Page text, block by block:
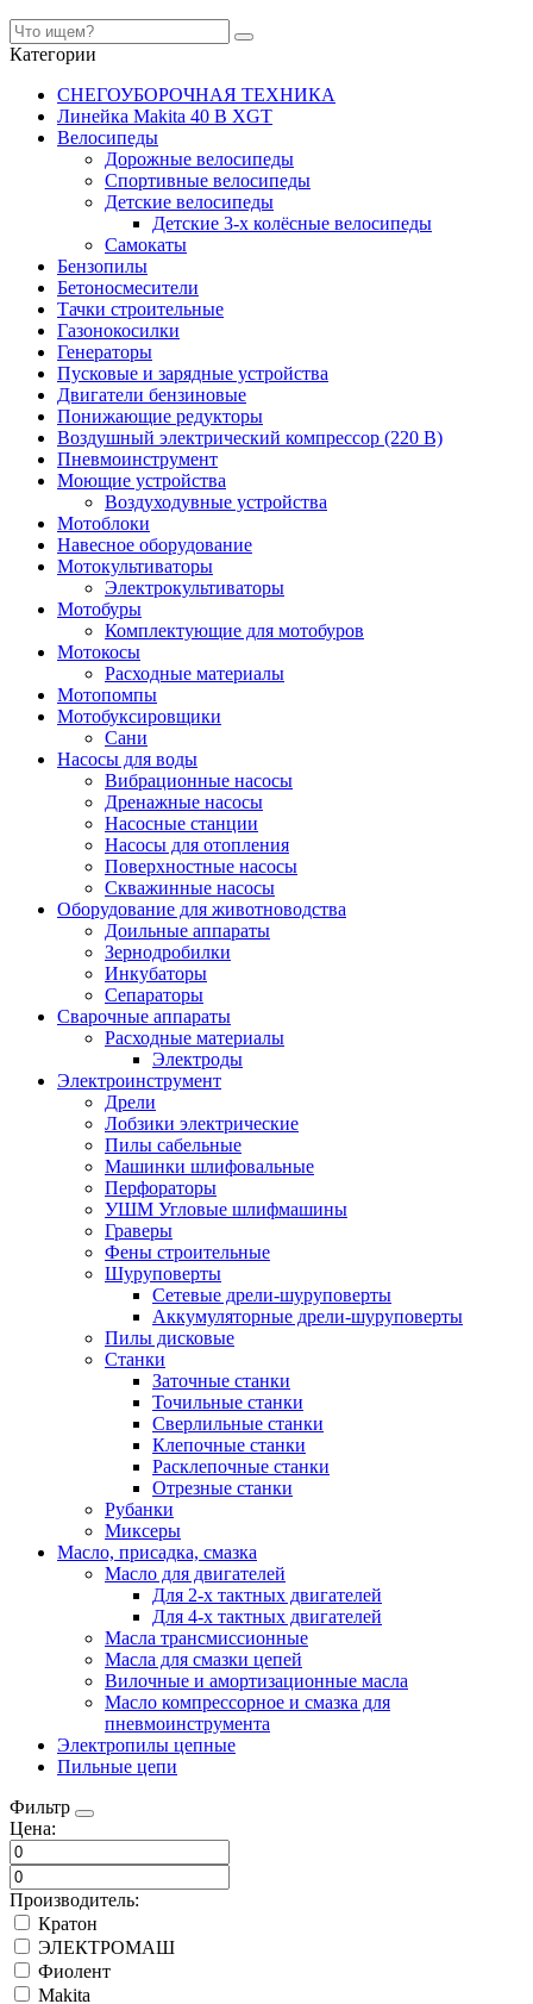
Категории
СНЕГОУБОРОЧНАЯ ТЕХНИКА
Линейка Makita 40 В XGT
Велосипеды
Дорожные велосипеды
Спортивные велосипеды
Детские велосипеды
Детские 3-х колёсные велосипеды
Самокаты
Бензопилы
Бетоносмесители
Тачки строительные
Газонокосилки
Генераторы
Пусковые и зарядные устройства
Двигатели бензиновые
Понижающие редукторы
Воздушный электрический компрессор (220 В)
Пневмоинструмент
Моющие устройства
Воздуходувные устройства
Мотоблоки
Навесное оборудование
Мотокультиваторы
Электрокультиваторы
Мотобуры
Комплектующие для мотобуров
Мотокосы
Расходные материалы
Мотопомпы
Мотобуксировщики
Сани
Насосы для воды
Вибрационные насосы
Дренажные насосы
Насосные станции
Насосы для отопления
Поверхностные насосы
Скважинные насосы
Оборудование для животноводства
Доильные аппараты
Зернодробилки
Инкубаторы
Сепараторы
Сварочные аппараты
Расходные материалы
Электроды
Электроинструмент
Дрели
Лобзики электрические
Пилы сабельные
Машинки шлифовальные
Перфораторы
УШМ Угловые шлифмашины
Граверы
Фены строительные
Шуруповерты
Сетевые дрели-шуруповерты
Аккумуляторные дрели-шуруповерты
Пилы дисковые
Станки
Заточные станки
Точильные станки
Сверлильные станки
Клепочные станки
Расклепочные станки
Отрезные станки
Рубанки
Миксеры
Масло, присадка, смазка
Масло для двигателей
Для 2-х тактных двигателей
Для 4-х тактных двигателей
Масла трансмиссионные
Масла для смазки цепей
Вилочные и амортизационные масла
Масло компрессорное и смазка для
пневмоинструмента
Электропилы цепные
Пильные цепи
Фильтр
Цена:
Производитель:
Кратон
ЭЛЕКТРОМАШ
Фиолент
Makita